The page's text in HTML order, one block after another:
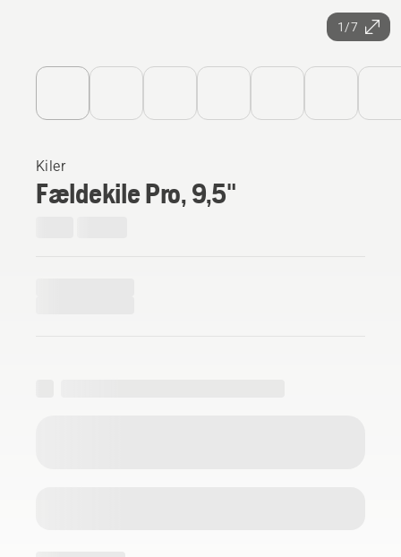
1/7
Kiler
Fældekile Pro, 9,5"